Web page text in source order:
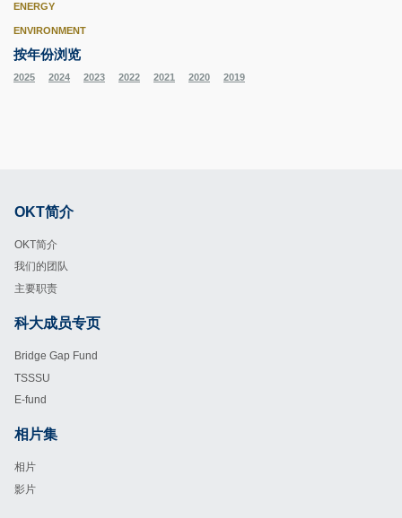
ENERGY
ENVIRONMENT
按年份浏览
2025 2024 2023 2022 2021 2020 2019
Footer
OKT简介
OKT简介
我们的团队
主要职责
Footer
科大成员专页
Bridge Gap Fund
TSSSU
E-fund
相片集
相片
影片